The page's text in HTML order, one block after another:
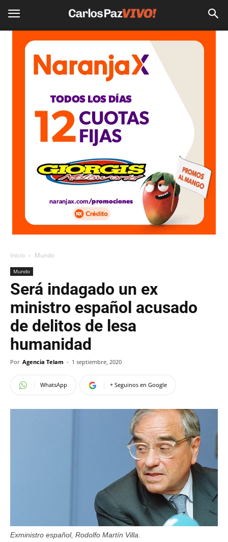
Inicio Mundo
Mundo
Será indagado un ex
ministro español acusado
de delitos de lesa
humanidad
Por Agencia Telam - 1 septiembre, 2020
WhatsApp + Seguinos en Google
Exministro español, Rodolfo Martín Villa.